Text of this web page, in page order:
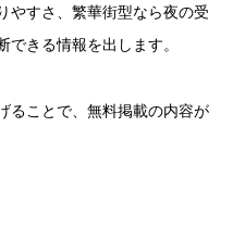
やすさ、繁華街型なら夜の受
きる情報を出します。
ることで、無料掲載の内容が